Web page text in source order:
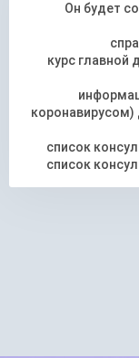
Он будет
курс
список
список